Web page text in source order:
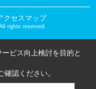
クセスマップ
rights reserved.
ビス向上検討を目的と
確認ください。